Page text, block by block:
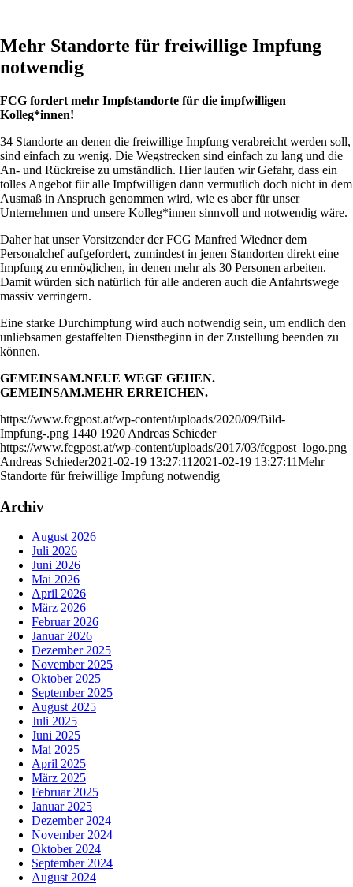
Mehr Standorte für freiwillige Impfung
notwendig
FCG fordert mehr Impfstandorte für die impfwilligen
Kolleg*innen!
34 Standorte an denen die freiwillige Impfung verabreicht werden soll,
sind einfach zu wenig. Die Wegstrecken sind einfach zu lang und die
An- und Rückreise zu umständlich. Hier laufen wir Gefahr, dass ein
tolles Angebot für alle Impfwilligen dann vermutlich doch nicht in dem
Ausmaß in Anspruch genommen wird, wie es aber für unser
Unternehmen und unsere Kolleg*innen sinnvoll und notwendig wäre.
Daher hat unser Vorsitzender der FCG Manfred Wiedner dem
Personalchef aufgefordert, zumindest in jenen Standorten direkt eine
Impfung zu ermöglichen, in denen mehr als 30 Personen arbeiten.
Damit würden sich natürlich für alle anderen auch die Anfahrtswege
massiv verringern.
Eine starke Durchimpfung wird auch notwendig sein, um endlich den
unliebsamen gestaffelten Dienstbeginn in der Zustellung beenden zu
können.
GEMEINSAM.NEUE WEGE GEHEN.
GEMEINSAM.MEHR ERREICHEN.
https://www.fcgpost.at/wp-content/uploads/2020/09/Bild-
Impfung-.png 1440 1920 Andreas Schieder
https://www.fcgpost.at/wp-content/uploads/2017/03/fcgpost_logo.png
Andreas Schieder2021-02-19 13:27:11 2021-02-19 13:27:11Mehr
Standorte für freiwillige Impfung notwendig
Archiv
August 2026
Juli 2026
Juni 2026
Mai 2026
April 2026
März 2026
Februar 2026
Januar 2026
Dezember 2025
November 2025
Oktober 2025
September 2025
August 2025
Juli 2025
Juni 2025
Mai 2025
April 2025
März 2025
Februar 2025
Januar 2025
Dezember 2024
November 2024
Oktober 2024
September 2024
August 2024